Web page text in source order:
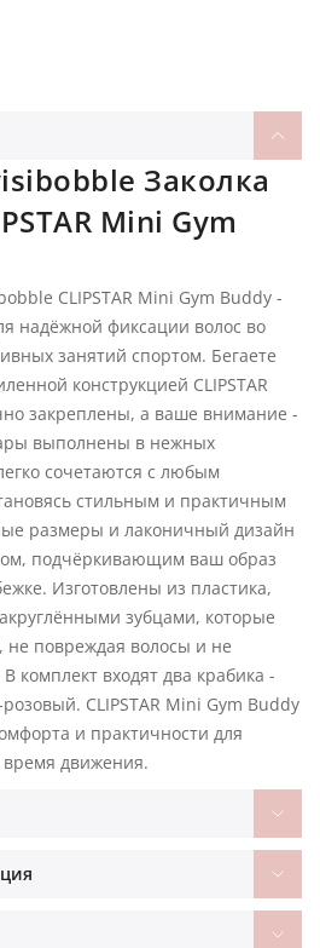
Заколка
Mini Gym
CLIPSTAR Mini Gym Buddy -
надёжной фиксации волос во
занятий спортом. Бегаете
конструкцией CLIPSTAR
закреплены, а ваше внимание -
выполнены в нежных
сочетаются с любым
стильным и практичным
размеры и лаконичный дизайн
подчёркивающим ваш образ
Изготовлены из пластика,
зубцами, которые
не повреждая волосы и не
комплект входят два крабика -
CLIPSTAR Mini Gym Buddy
и практичности для
движения.